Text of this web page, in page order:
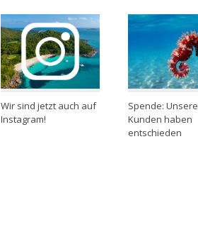
Wir sind jetzt auch auf
Instagram!
Spende: Unsere
Kunden haben
entschieden